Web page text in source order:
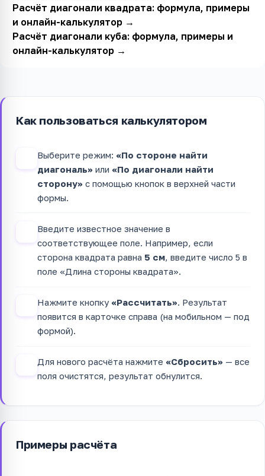
Расчёт диагонали квадрата: формула, примеры
и онлайн-калькулятор→
Расчёт диагонали куба: формула, примеры и
онлайн-калькулятор→
Как пользоваться калькулятором
Выберите режим: «По стороне найти
диагональ» или «По диагонали найти
сторону» с помощью кнопок в верхней части
формы.
Введите известное значение в
соответствующее поле. Например, если
сторона квадрата равна 5 см, введите число 5 в
поле «Длина стороны квадрата».
Нажмите кнопку «Рассчитать». Результат
появится в карточке справа (на мобильном — под
формой).
Для нового расчёта нажмите «Сбросить» — все
поля очистятся, результат обнулится.
Примеры расчёта